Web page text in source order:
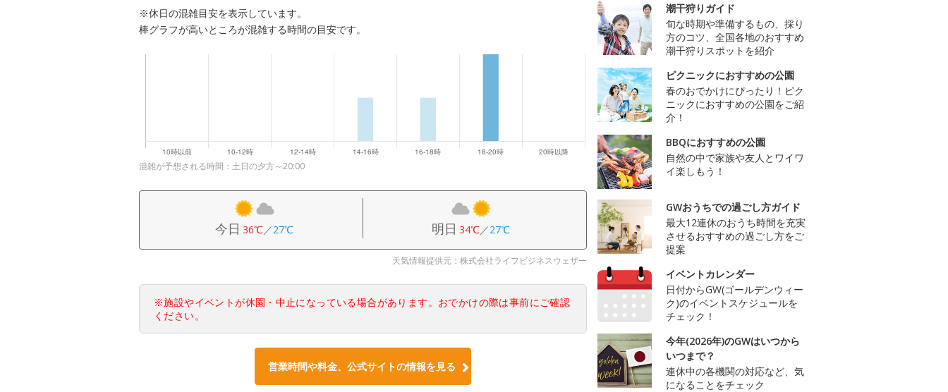
※休日の混雑目安を表示しています。
棒グラフが高いところが混雑する時間の目安です。
混雑が予想される時間：土日の夕方～20:00
今日 36℃／27℃ 明日 34℃／27℃
天気情報提供元：株式会社ライフビジネスウェザー
※施設やイベントが休園・中止になっている場合があります。おでかけの際は事前にご確認
ください。
営業時間や料金、公式サイトの情報を見る
潮干狩りガイド
旬な時期や準備するもの、採り
方のコツ、全国各地のおすすめ
潮干狩りスポットを紹介
ピクニックにおすすめの公園
春のおでかけにぴったり！ピク
ニックにおすすめの公園をご紹
介！
BBQにおすすめの公園
自然の中で家族や友人とワイワ
イ楽しもう！
GWおうちでの過ごし方ガイド
最大12連休のおうち時間を充実
させるおすすめの過ごし方をご
提案
イベントカレンダー
日付からGW(ゴールデンウィー
ク)のイベントスケジュールを
チェック！
今年(2026年)のGWはいつから
いつまで？
連休中の各機関の対応など、気
になることをチェック